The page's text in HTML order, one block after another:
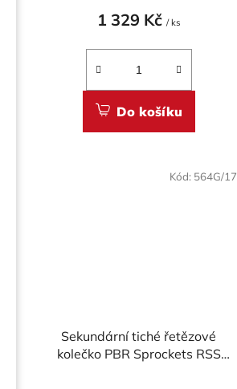
1 329 Kč / ks
Do košíku
Sekundární tiché řetězové
kolečko PBR Sprockets RSS
Kód: 564G/17